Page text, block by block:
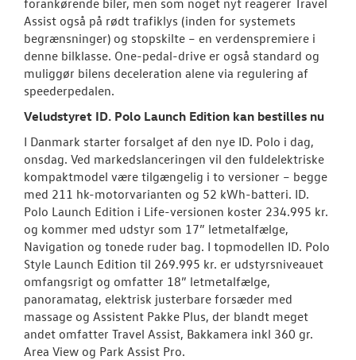
Assist også på rødt trafiklys (inden for systemets
begrænsninger) og stopskilte – en verdenspremiere i
denne bilklasse. One-pedal-drive er også standard og
muliggør bilens deceleration alene via regulering af
speederpedalen.
Veludstyret ID. Polo Launch Edition kan bestilles nu
I Danmark starter forsalget af den nye ID. Polo i dag,
onsdag. Ved markedslanceringen vil den fuldelektriske
kompaktmodel være tilgængelig i to versioner – begge
med 211 hk-motorvarianten og 52 kWh-batteri. ID.
Polo Launch Edition i Life-versionen koster 234.995 kr.
og kommer med udstyr som 17” letmetalfælge,
Navigation og tonede ruder bag. I topmodellen ID. Polo
Style Launch Edition til 269.995 kr. er udstyrsniveauet
omfangsrigt og omfatter 18” letmetalfælge,
panoramatag, elektrisk justerbare forsæder med
massage og Assistent Pakke Plus, der blandt meget
andet omfatter Travel Assist, Bakkamera inkl 360 gr.
Area View og Park Assist Pro.